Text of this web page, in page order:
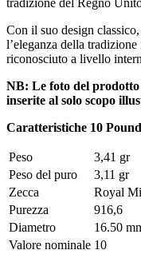
Con il suo design
l’eleganza della
riconosciuto a livello
NB: Le foto del prodotto
inserite al solo scopo
Caratteristiche 10
Peso
3,41 gr
Peso del puro
3,11 gr
Zecca
Royal
Purezza
916,6
Diametro
16.50
Valore nominale 10